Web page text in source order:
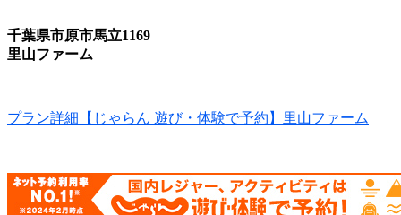
千葉県市原市馬立1169
里山ファーム
プラン詳細【じゃらん 遊び・体験で予約】里山ファーム